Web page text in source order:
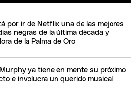
por ir de Netflix una de las mejores
negras de la última década y
de la Palma de Oro
ya tiene en mente su próximo
e involucra un querido musical